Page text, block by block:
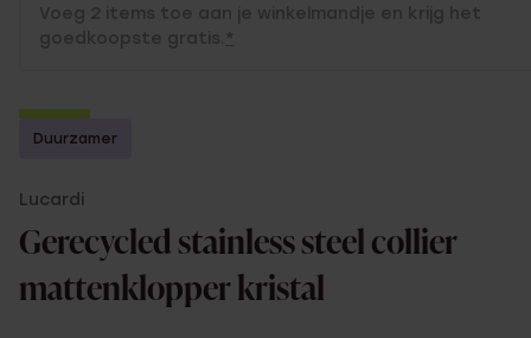
Voeg 2 items toe aan je winkelmandje en krijg het
goedkoopste gratis. *
-70%
Duurzamer
Lucardi
Gerecycled stainless steel collier
mattenklopper kristal